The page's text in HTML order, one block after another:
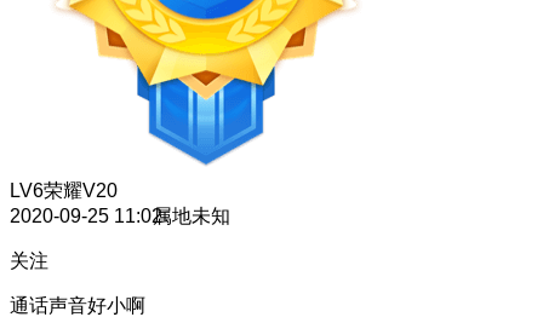
LV6荣耀V20
2020-09-25 11:02属地未知
关注
通话声音好小啊